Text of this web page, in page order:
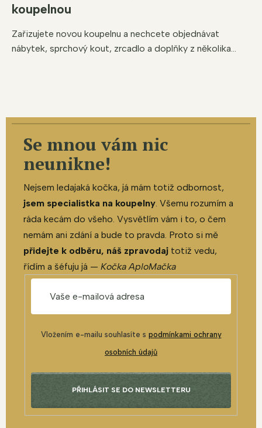
koupelnou
Zařizujete novou koupelnu a nechcete objednávat
nábytek, sprchový kout, zrcadlo a doplňky z několika...
Se mnou vám nic
neunikne!
Nejsem ledajaká kočka, já mám totiž odbornost,
jsem specialistka na koupelny. Všemu rozumím a
ráda kecám do všeho. Vysvětlím vám i to, o čem
nemám ani zdání a bude to pravda. Proto si mě
přidejte k odběru, náš zpravodaj totiž vedu,
řídím a šéfuju já — Kočka AploMačka
Vložením e-mailu souhlasíte s podmínkami ochrany
osobních údajů
PŘIHLÁSIT SE DO NEWSLETTERU